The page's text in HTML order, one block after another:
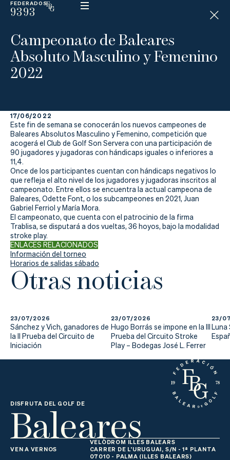
FEDERADOS
9393
ESP
N
D
C
A
P
La
Federación
Federarse
Jugar
Aprender
Actualidad
Tienda
Campeonato de Baleares
Absoluto Masculino y Femenino
2022
17/06/2022
Este fin de semana se conocerán los nuevos campeones de
Baleares Absolutos Masculino y Femenino, competición que
acogerá el Club de Golf Son Servera con una participación de
90 jugadores y jugadoras con hándicaps iguales o inferiores a
11,4.
Once de los participantes cuentan con hándicaps negativos lo
que refleja el alto nivel de los jugadores y jugadoras inscritos al
campeonato. Entre ellos se encuentra la actual campeona de
Baleares, Odette Font, o los subcampeones en 2021, Juan
Gabriel Ferriol y María Mora.
El campeonato, que cuenta con el patrocinio de la firma
Trablisa, se disputará a dos vueltas, 36 hoyos, bajo la modalidad
stroke play.
ENLACES RELACIONADOS
Información del torneo
Horarios de salidas sábado
Otras noticias
23/07/2026
Sánchez y Vich, ganadores de
la II Prueba del Circuito de
Iniciación
23/07/2026
Hugo Borrás se impone en la III
Prueba del Circuito Stroke
Play – Bodegas José L. Ferrer
23/
Luna
DISFRUTA DEL GOLF DE
Baleares
VEN A VERNOS
VELÒDROM ILLES BALEARS
CARRER DE L'URUGUAI, S/N - 1ª PLANTA
07010 - PALMA (ILLES BALEARS)